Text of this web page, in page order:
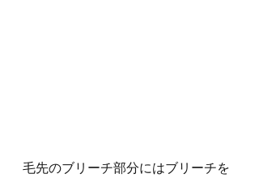
毛先のブリーチ部分にはブリーチを